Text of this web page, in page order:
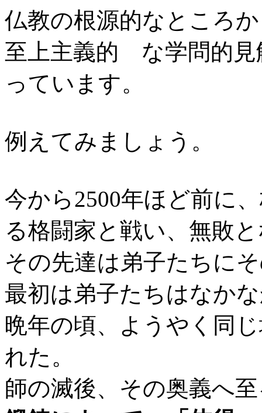
仏教の根源的なところ
至上主義的 な学問的見
っています。
例えてみましょう。
今から2500年ほど前に
る格闘家と戦い、無敗
その先達は弟子たちに
最初は弟子たちはなか
晩年の頃、ようやく同
れた。
師の滅後、その奥義へ